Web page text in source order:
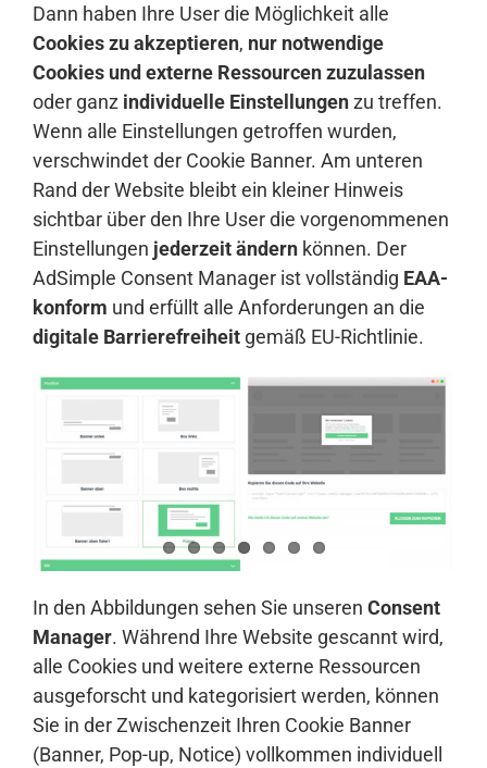
Dann haben Ihre User die Möglichkeit alle
Cookies zu akzeptieren, nur notwendige
Cookies und externe Ressourcen zuzulassen
oder ganz individuelle Einstellungenzu treffen.
Wenn alle Einstellungen getroffen wurden,
verschwindet der Cookie Banner. Am unteren
Rand der Website bleibt ein kleiner Hinweis
sichtbar über den Ihre User die vorgenommenen
Einstellungen jederzeit ändern können. Der
AdSimple Consent Manager ist vollständig EAA-
konform und erfüllt alle Anforderungen an die
digitale Barrierefreiheit gemäß EU-Richtlinie.
In den Abbildungen sehen Sie unseren Consent
Manager. Während Ihre Website gescannt wird,
alle Cookies und weitere externe Ressourcen
ausgeforscht und kategorisiert werden, können
Sie in der Zwischenzeit Ihren Cookie Banner
(Banner, Pop-up, Notice) vollkommen individuell